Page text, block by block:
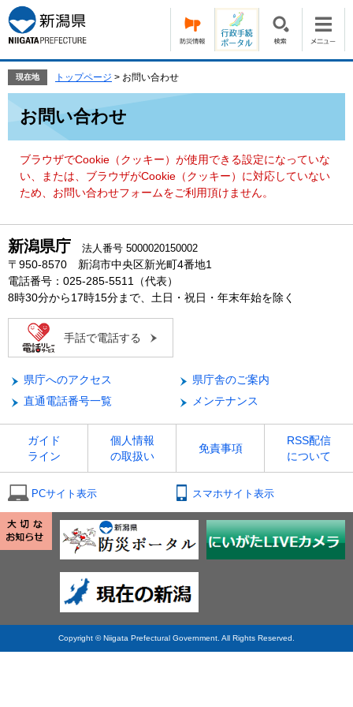
ー
ジ
の
頭
す。
ニ
ュ
ー
飛
て
現在地 トップページ > お問い合わせ
お問い合わせ
ブラウザでCookie（クッキー）が使用できる設定になっていな
い、または、ブラウザがCookie（クッキー）に対応していない
ため、お問い合わせフォームをご利用頂けません。
新潟県庁 法人番号 5000020150002
〒950-8570 新潟市中央区新光町4番地1
電話番号：025-285-5511（代表）
8時30分から17時15分まで、土日・祝日・年末年始を除く
手話で電話する
県庁へのアクセス
県庁舎のご案内
直通電話番号一覧
メンテナンス
ガイド
ライン
個人情報
の取扱い
免責事項
RSS配信
について
PCサイト表示 スマホサイト表示
Copyright © Niigata Prefectural Government. All Rights Reserved.